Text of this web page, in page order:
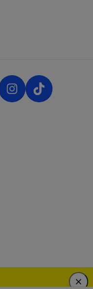
des producteurs et des